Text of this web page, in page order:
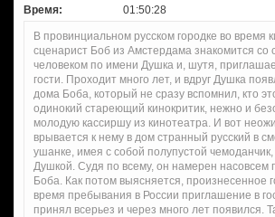
Время:
01:50:28
В провинциальном русском городке во время
сценарист Боб из Амстердама знакомится со
человеком по имени Душка и, шутя,
гости. Проходит много лет, и вдруг Душка
дома Боба, который не сразу вспомнил, кто
одинокий стареющий кинокритик, нежно и
молодую кассиршу из кинотеатра. И вот
врывается к нему в дом странный русский в
ушанке, имея с собой полупустой
Душкой. Судя по всему, он намерен насовсем
Боба. Как потом выясняется, произнесенное
время пребывания в России приглашение в
принял всерьез и через много лет появился.